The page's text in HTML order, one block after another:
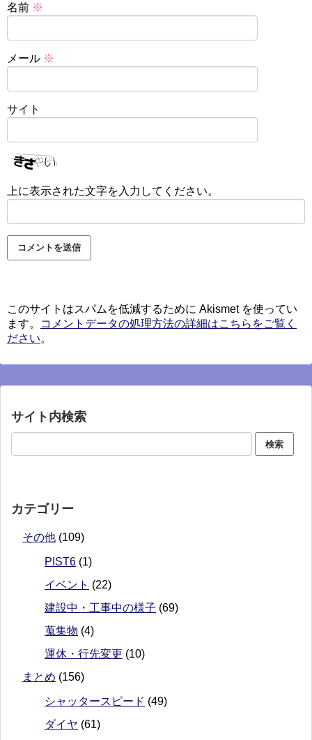
名前 ※
メール ※
サイト
上に表示された文字を入力してください。
このサイトはスパムを低減するために Akismet を使ってい
ます。
コメントデータの処理方法の詳細はこちらをご覧く
ださい。
サイト内検索
カテゴリー
その他 (109)
PIST6 (1)
イベント (22)
建設中・工事中の様子 (69)
蒐集物 (4)
運休・行先変更 (10)
まとめ (156)
シャッタースピード (49)
ダイヤ (61)